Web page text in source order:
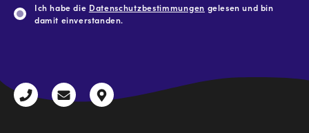
Ich habe die Datenschutzbestimmungen gelesen und bin
damit einverstanden.
+43
radio@freequenns.at
Kulturhausstraße